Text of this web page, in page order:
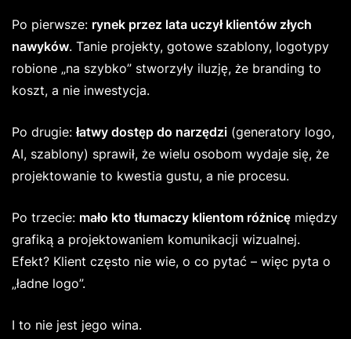
Po pierwsze: rynek przez lata uczył klientów złych
nawyków. Tanie projekty, gotowe szablony, logotypy
robione „na szybko” stworzyły iluzję, że branding to
koszt, a nie inwestycja.
Po drugie: łatwy dostęp do narzędzi (generatory logo,
AI, szablony) sprawił, że wielu osobom wydaje się, że
projektowanie to kwestia gustu, a nie procesu.
Po trzecie: mało kto tłumaczy klientom różnicę między
grafiką a projektowaniem komunikacji wizualnej.
Efekt? Klient często nie wie, o co pytać – więc pyta o
„ładne logo”.
I to nie jest jego wina.